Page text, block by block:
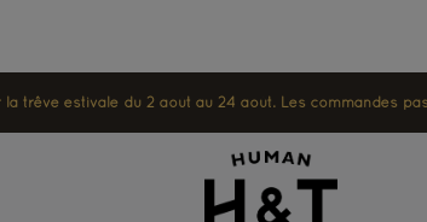
trêve estivale du 2 août au 24 août. Les commandes